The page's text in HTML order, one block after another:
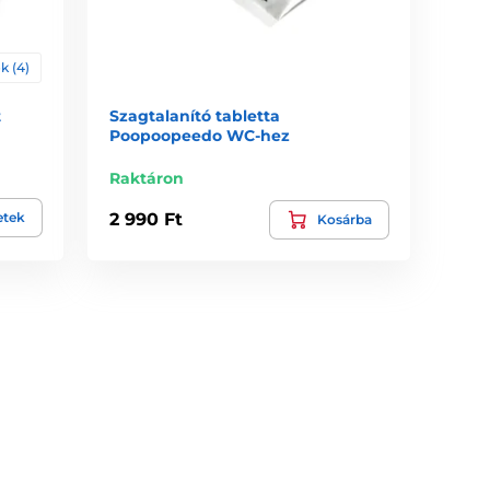
(4)
Szagtalanító tabletta
Poopoopeedo WC-hez
Raktáron
2 990 Ft Kosárba